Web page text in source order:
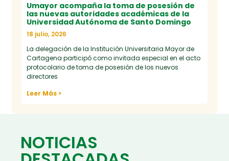
Umayor acompaña la toma de posesión de
las nuevas autoridades académicas de la
Universidad Autónoma de Santo Domingo
18 julio, 2026
La delegación de la Institución Universitaria Mayor de
Cartagena participó como invitada especial en el acto
protocolario de toma de posesión de los nuevos
directores
Leer Más >
NOTICIAS